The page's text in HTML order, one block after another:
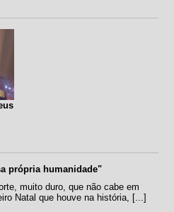
própria humanidade"
muito duro, que não cabe em
Natal que houve na história, [...]